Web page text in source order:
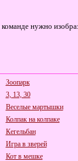
команде нужно
Зоопарк
3, 13, 30
Веселые мартышки
Колпак на колпаке
Кегельбан
Игра в зверей
Кот в мешке